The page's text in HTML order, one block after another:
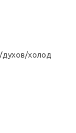
холод